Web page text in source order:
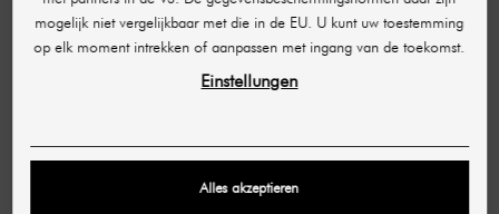
mogelijk niet vergelijkbaar met die in de EU. U kunt uw toestemming
op elk moment intrekken of aanpassen met ingang van de toekomst.
Einstellungen
Alles akzeptieren